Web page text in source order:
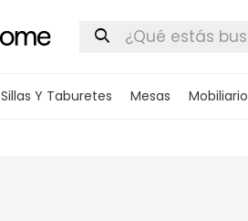
Sillas Y Taburetes Mesas Mobiliario